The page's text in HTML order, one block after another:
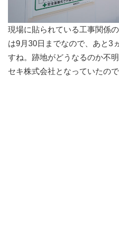
現場に貼られている工事関係
は9月30日までなので、あと3
すね。跡地がどうなるのか不
セキ株式会社となっていたの